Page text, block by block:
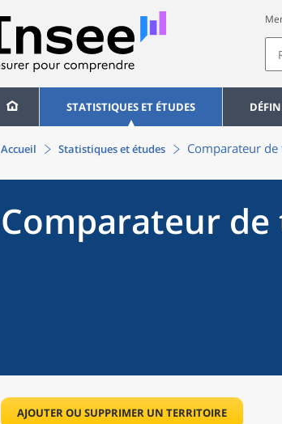
STATISTIQUES ET ÉTUDES
Accueil Statistiques et études Comparateur
Comparateur
AJOUTER OU SUPPRIMER UN TERRITOIRE